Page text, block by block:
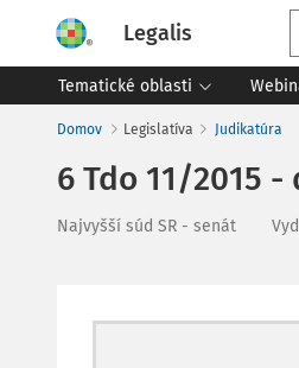
Legalis
Tematické oblasti
Domov Legislatíva Judikatúra
6 Tdo 11/2015
Najvyšší súd SR - senát